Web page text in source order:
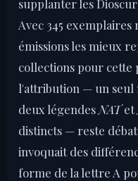
supplanter les
Avec 345 exemplaires
émissions les mieux
collections pour cette
l'attribution — un seul
deux légendes NATet
distincts — reste
invoquait des
forme de la lettre A